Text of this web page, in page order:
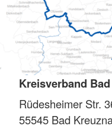
Kreisverband
Rüdesheimer Str.
55545 Bad